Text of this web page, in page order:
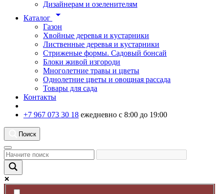
Дизайнерам и озеленителям
Каталог
arrow_drop_down
Газон
Хвойные деревья и кустарники
Лиственные деревья и кустарники
Стриженые формы. Садовый бонсай
Блоки живой изгороди
Многолетние травы и цветы
Однолетние цветы и овощная рассада
Товары для сада
Контакты
+7 967 073 30 18 ежедневно с 8:00 до 19:00
Поиск